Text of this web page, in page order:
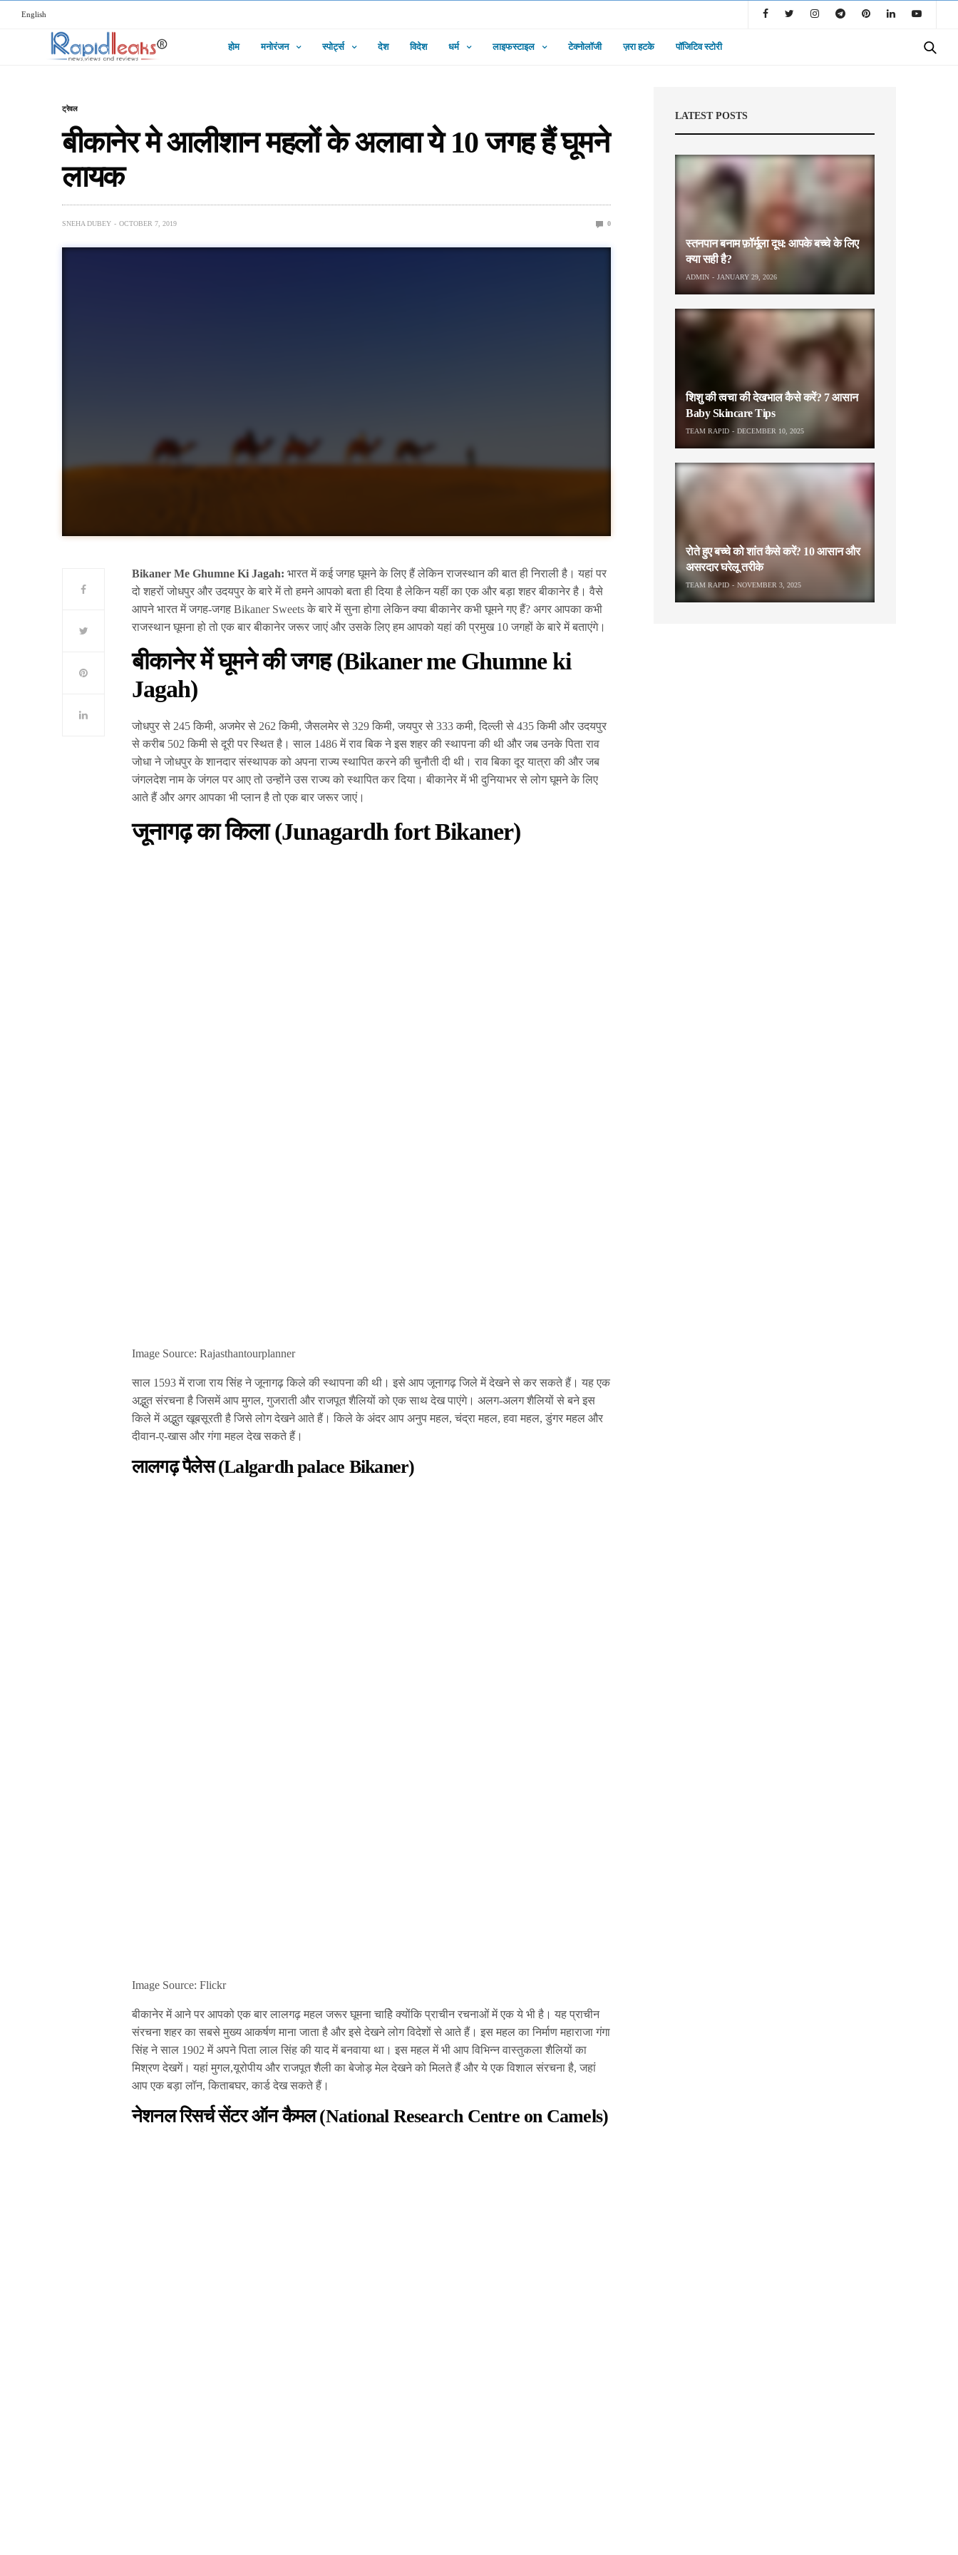
English
होम मनोरंजन स्पोर्ट्स देश विदेश धर्म लाइफस्टाइल टेक्नोलॉजी ज़रा हटके पॉजिटिव स्टोरी
ट्रेवल
बीकानेर मे आलीशान महलों के अलावा ये 10 जगह हैं घूमने
लायक
SNEHA DUBEY OCTOBER 7, 2019 0
Bikaner Me Ghumne Ki Jagah: भारत में कई जगह घूमने के लिए हैं लेकिन राजस्थान की बात ही निराली है। यहां पर
दो शहरों जोधपुर और उदयपुर के बारे में तो हमने आपको बता ही दिया है लेकिन यहीं का एक और बड़ा शहर बीकानेर है। वैसे
आपने भारत में जगह-जगह Bikaner Sweets के बारे में सुना होगा लेकिन क्या बीकानेर कभी घूमने गए हैं? अगर आपका कभी
राजस्थान घूमना हो तो एक बार बीकानेर जरूर जाएं और उसके लिए हम आपको यहां की प्रमुख 10 जगहों के बारे में बताएंगे।
बीकानेर में घूमने की जगह(Bikaner me Ghumne ki
Jagah)
जोधपुर से 245 किमी, अजमेर से 262 किमी, जैसलमेर से 329 किमी, जयपुर से 333 कमी, दिल्ली से 435 किमी और उदयपुर
से करीब 502 किमी से दूरी पर स्थित है। साल 1486 में राव बिक ने इस शहर की स्थापना की थी और जब उनके पिता राव
जोधा ने जोधपुर के शानदार संस्थापक को अपना राज्य स्थापित करने की चुनौती दी थी। राव बिका दूर यात्रा की और जब
जंगलदेश नाम के जंगल पर आए तो उन्होंने उस राज्य को स्थापित कर दिया। बीकानेर में भी दुनियाभर से लोग घूमने के लिए
आते हैं और अगर आपका भी प्लान है तो एक बार जरूर जाएं।
जूनागढ़ का किला (Junagardh fort Bikaner)
Image Source: Rajasthantourplanner
साल 1593 में राजा राय सिंह ने जूनागढ़ किले की स्थापना की थी। इसे आप जूनागढ़ जिले में देखने से कर सकते हैं। यह एक
अद्भुत संरचना है जिसमें आप मुगल, गुजराती और राजपूत शैलियों को एक साथ देख पाएंगे। अलग-अलग शैलियों से बने इस
किले में अद्भुत खूबसूरती है जिसे लोग देखने आते हैं। किले के अंदर आप अनुप महल, चंद्रा महल, हवा महल, डुंगर महल और
दीवान-ए-खास और गंगा महल देख सकते हैं।
लालगढ़ पैलेस (Lalgardh palace Bikaner)
Image Source: Flickr
बीकानेर में आने पर आपको एक बार लालगढ़ महल जरूर घूमना चाहिे क्योंकि प्राचीन रचनाओं में एक ये भी है। यह प्राचीन
संरचना शहर का सबसे मुख्य आकर्षण माना जाता है और इसे देखने लोग विदेशों से आते हैं। इस महल का निर्माण महाराजा गंगा
सिंह ने साल 1902 में अपने पिता लाल सिंह की याद में बनवाया था। इस महल में भी आप विभिन्न वास्तुकला शैलियों का
मिश्रण देखगें। यहां मुगल,यूरोपीय और राजपूत शैली का बेजोड़ मेल देखने को मिलते हैं और ये एक विशाल संरचना है, जहां
आप एक बड़ा लॉन, किताबघर, कार्ड देख सकते हैं।
नेशनल रिसर्च सेंटर ऑन कैमल (National Research Centre on Camels)
LATEST POSTS
स्तनपान बनाम फ़ॉर्मूला दूध: आपके बच्चे के लिए
क्या सही है?
ADMIN JANUARY 29, 2026
शिशु की त्वचा की देखभाल कैसे करें? 7 आसान
Baby Skincare Tips
TEAM RAPID DECEMBER 10, 2025
रोते हुए बच्चे को शांत कैसे करें? 10 आसान और
असरदार घरेलू तरीके
TEAM RAPID NOVEMBER 3, 2025